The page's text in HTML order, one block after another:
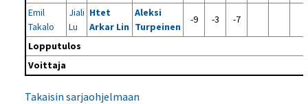
Emil
Takalo
Jiali
Lu
Htet
Arkar Lin
Aleksi
Turpeinen
-9 -3 -7
Lopputulos
Voittaja
Takaisin sarjaohjelmaan